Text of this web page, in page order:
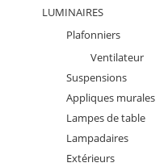
LUMINAIRES
Plafonniers
Ventilateur
Suspensions
Appliques murales
Lampes de table
Lampadaires
Extérieurs